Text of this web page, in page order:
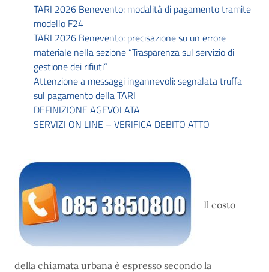
TARI 2026 Benevento: modalità di pagamento tramite
modello F24
TARI 2026 Benevento: precisazione su un errore
materiale nella sezione “Trasparenza sul servizio di
gestione dei rifiuti”
Attenzione a messaggi ingannevoli: segnalata truffa
sul pagamento della TARI
DEFINIZIONE AGEVOLATA
SERVIZI ON LINE – VERIFICA DEBITO ATTO
Il costo
della chiamata urbana è espresso secondo la